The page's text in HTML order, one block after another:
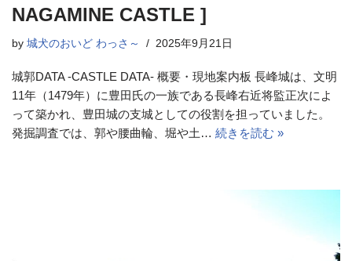
NAGAMINE CASTLE ]
by 城犬のおいど わっさ～ 2025年9月21日
城郭DATA -CASTLE DATA- 概要・現地案内板 長峰城は、文明
11年（1479年）に豊田氏の一族である長峰右近将監正次によ
って築かれ、豊田城の支城としての役割を担っていました。
発掘調査では、郭や腰曲輪、堀や土… 続きを読む »